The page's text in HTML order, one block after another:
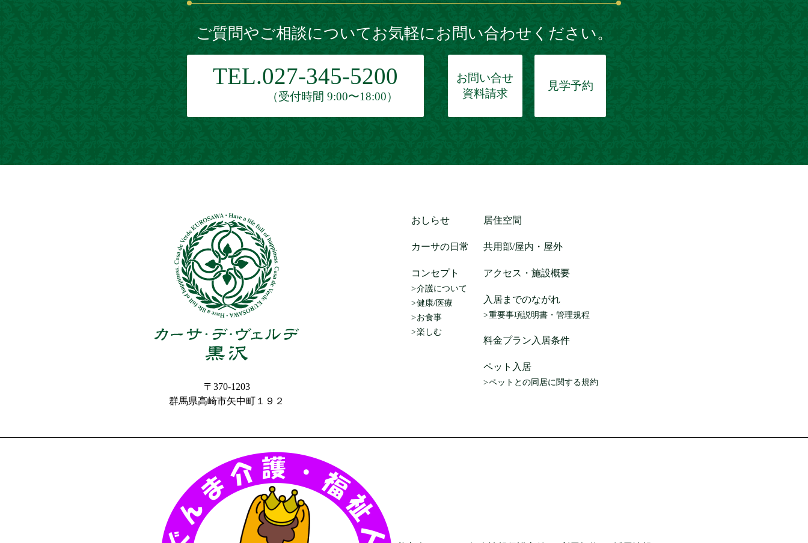
ご質問やご相談についてお気軽にお問い合わせください。
TEL.027-345-5200
（受付時間 9:00〜18:00）
お問い合せ
資料請求
見学予約
〒370-1203
群馬県高崎市矢中町１９２
おしらせ
カーサの日常
コンセプト
介護について
健康/医療
お食事
楽しむ
居住空間
共用部/屋内・屋外
アクセス・施設概要
入居までのながれ
重要事項説明書・管理規程
料金プラン入居条件
ペット入居
ペットとの同居に関する規約